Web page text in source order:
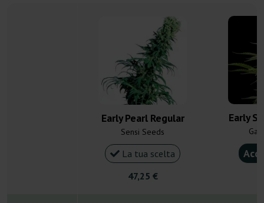
Early Pearl Regular
Sensi Seeds
La tua scelta
47,25 €
Early